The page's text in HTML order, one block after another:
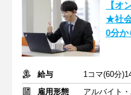
【オ
★社
0分
給与
1コマ(60分
雇用形態
アルバイト